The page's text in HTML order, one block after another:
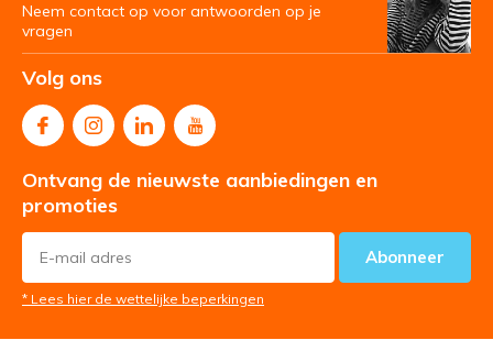
Neem contact op voor antwoorden op je
vragen
Volg ons
Ontvang de nieuwste aanbiedingen en
promoties
Abonneer
* Lees hier de wettelijke beperkingen